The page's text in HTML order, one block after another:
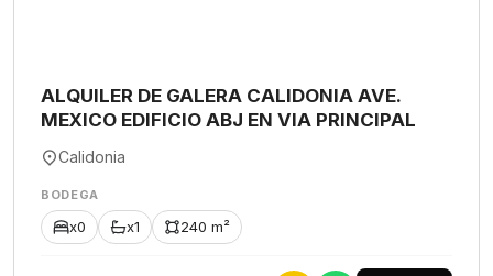
ALQUILER DE GALERA CALIDONIA AVE.
MEXICO EDIFICIO ABJ EN VIA PRINCIPAL
Calidonia
BODEGA
x0 x1 240 m²